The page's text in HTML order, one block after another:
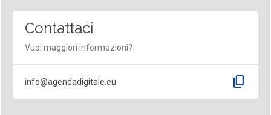
Contattaci
Vuoi maggiori informazioni?
info@agendadigitale.eu content_copy